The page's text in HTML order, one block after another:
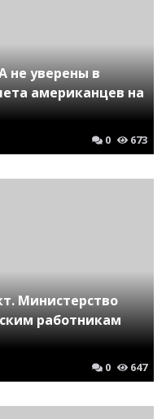
не уверены в
американцев на
0 673
Министерство
работникам
0 647